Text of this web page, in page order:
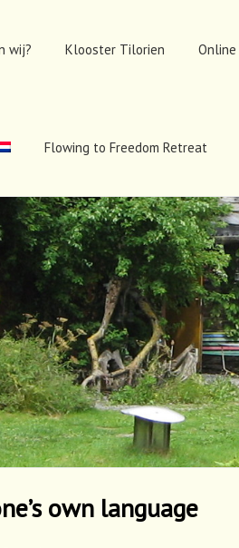
wij? Klooster Tilorien Online
Flowing to Freedom Retreat
own language